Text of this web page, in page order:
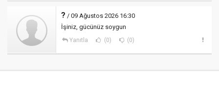
? / 09 Ağustos 2026 16:30
İşiniz, gücünüz soygun
Yanıtla (0) (0)